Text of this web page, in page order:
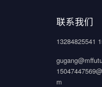
联系我们
13284825541
m